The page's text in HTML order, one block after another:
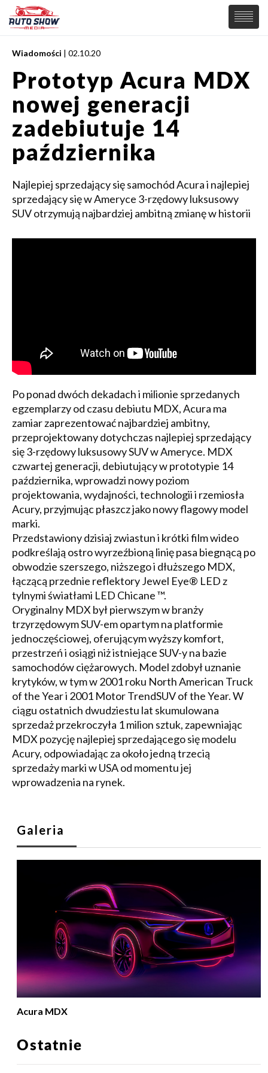
PREMIERY
SAMOCHODY
Wiadomości
Supersamochody
Samochody Koncepcyjne
Tuning
Elektryczne
MOTORSPORT
Wiadomości | 02.10.20
Prototyp Acura MDX
nowej generacji
zadebiutuje 14
października
Najlepiej sprzedający się samochód Acura i najlepiej
sprzedający się w Ameryce 3-rzędowy luksusowy
SUV otrzymują najbardziej ambitną zmianę w historii
Po ponad dwóch dekadach i milionie sprzedanych
egzemplarzy od czasu debiutu MDX, Acura ma
zamiar zaprezentować najbardziej ambitny,
przeprojektowany dotychczas najlepiej sprzedający
się 3-rzędowy luksusowy SUV w Ameryce. MDX
czwartej generacji, debiutujący w prototypie 14
października, wprowadzi nowy poziom
projektowania, wydajności, technologii i rzemiosła
Acury, przyjmując płaszcz jako nowy flagowy model
marki.
Przedstawiony dzisiaj zwiastun i krótki film wideo
podkreślają ostro wyrzeźbioną linię pasa biegnącą po
obwodzie szerszego, niższego i dłuższego MDX,
łączącą przednie reflektory Jewel Eye® LED z
tylnymi światłami LED Chicane ™.
Oryginalny MDX był pierwszym w branży
trzyrzędowym SUV-em opartym na platformie
jednoczęściowej, oferującym wyższy komfort,
przestrzeń i osiągi niż istniejące SUV-y na bazie
samochodów ciężarowych. Model zdobył uznanie
krytyków, w tym w 2001 roku North American Truck
of the Year i 2001 Motor TrendSUV of the Year. W
ciągu ostatnich dwudziestu lat skumulowana
sprzedaż przekroczyła 1 milion sztuk, zapewniając
MDX pozycję najlepiej sprzedającego się modelu
Acury, odpowiadając za około jedną trzecią
sprzedaży marki w USA od momentu jej
wprowadzenia na rynek.
Galeria
Acura MDX
Ostatnie